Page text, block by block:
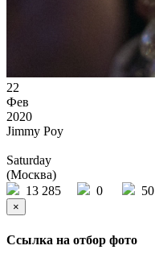
22
Фев
2020
Jimmy Poy
Saturday
(Москва)
13 285
0 50
×
Ссылка на отбор фото